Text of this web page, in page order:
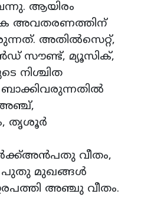
ആയിരം
അവതരണത്തിന്
അതിൽസെറ്റ്,
സൗണ്ട്, മ്യൂസിക്,
നിശ്ചിത
തൃശൂർ
വീതം,
പുതു മുഖങ്ങൾ
അഞ്ചു വീതം.